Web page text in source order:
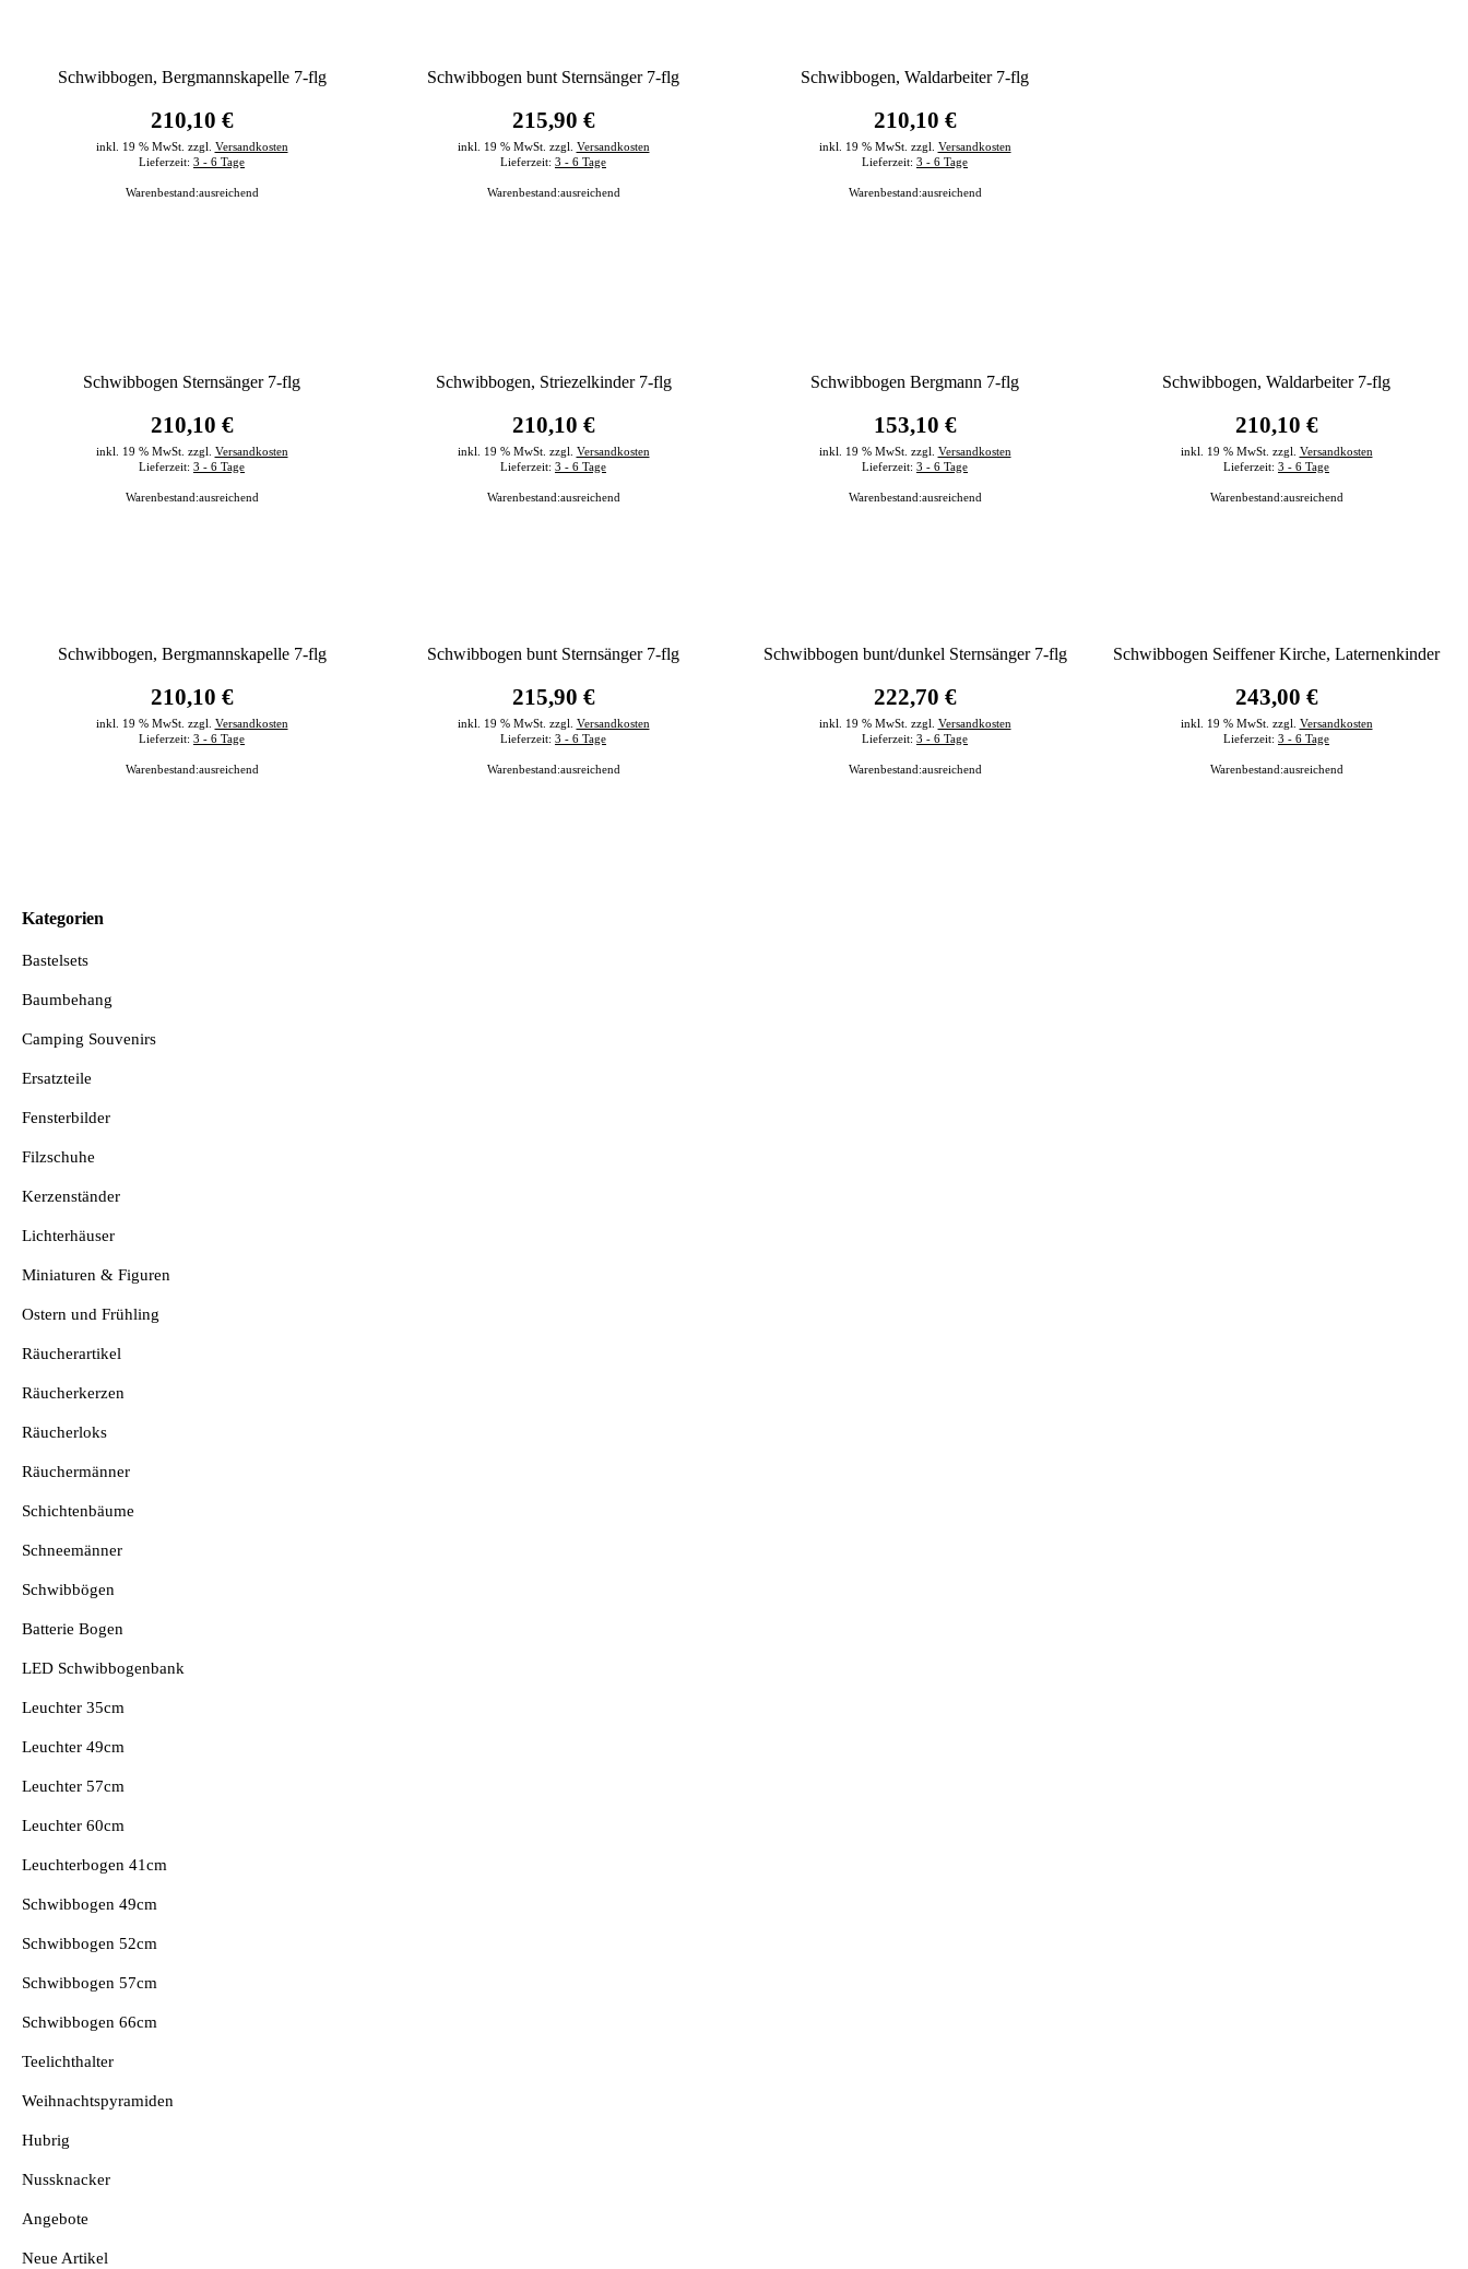
Schwibbogen, Bergmannskapelle 7-flg
210,10 €
inkl. 19 % MwSt. zzgl. Versandkosten
Lieferzeit: 3 - 6 Tage
Warenbestand:ausreichend
Schwibbogen bunt Sternsänger 7-flg
215,90 €
inkl. 19 % MwSt. zzgl. Versandkosten
Lieferzeit: 3 - 6 Tage
Warenbestand:ausreichend
Schwibbogen, Waldarbeiter 7-flg
210,10 €
inkl. 19 % MwSt. zzgl. Versandkosten
Lieferzeit: 3 - 6 Tage
Warenbestand:ausreichend
Schwibbogen Sternsänger 7-flg
210,10 €
inkl. 19 % MwSt. zzgl. Versandkosten
Lieferzeit: 3 - 6 Tage
Warenbestand:ausreichend
Schwibbogen, Striezelkinder 7-flg
210,10 €
inkl. 19 % MwSt. zzgl. Versandkosten
Lieferzeit: 3 - 6 Tage
Warenbestand:ausreichend
Schwibbogen Bergmann 7-flg
153,10 €
inkl. 19 % MwSt. zzgl. Versandkosten
Lieferzeit: 3 - 6 Tage
Warenbestand:ausreichend
Schwibbogen, Waldarbeiter 7-flg
210,10 €
inkl. 19 % MwSt. zzgl. Versandkosten
Lieferzeit: 3 - 6 Tage
Warenbestand:ausreichend
Schwibbogen, Bergmannskapelle 7-flg
210,10 €
inkl. 19 % MwSt. zzgl. Versandkosten
Lieferzeit: 3 - 6 Tage
Warenbestand:ausreichend
Schwibbogen bunt Sternsänger 7-flg
215,90 €
inkl. 19 % MwSt. zzgl. Versandkosten
Lieferzeit: 3 - 6 Tage
Warenbestand:ausreichend
Schwibbogen bunt/dunkel Sternsänger 7-flg
222,70 €
inkl. 19 % MwSt. zzgl. Versandkosten
Lieferzeit: 3 - 6 Tage
Warenbestand:ausreichend
Schwibbogen Seiffener Kirche, Laternenkinder
243,00 €
inkl. 19 % MwSt. zzgl. Versandkosten
Lieferzeit: 3 - 6 Tage
Warenbestand:ausreichend
Kategorien
Bastelsets
Baumbehang
Camping Souvenirs
Ersatzteile
Fensterbilder
Filzschuhe
Kerzenständer
Lichterhäuser
Miniaturen & Figuren
Ostern und Frühling
Räucherartikel
Räucherkerzen
Räucherloks
Räuchermänner
Schichtenbäume
Schneemänner
Schwibbögen
Batterie Bogen
LED Schwibbogenbank
Leuchter 35cm
Leuchter 49cm
Leuchter 57cm
Leuchter 60cm
Leuchterbogen 41cm
Schwibbogen 49cm
Schwibbogen 52cm
Schwibbogen 57cm
Schwibbogen 66cm
Teelichthalter
Weihnachtspyramiden
Hubrig
Nussknacker
Angebote
Neue Artikel